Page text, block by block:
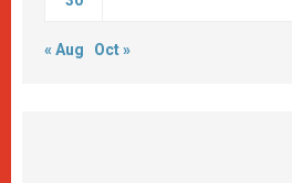
« Aug Oct »